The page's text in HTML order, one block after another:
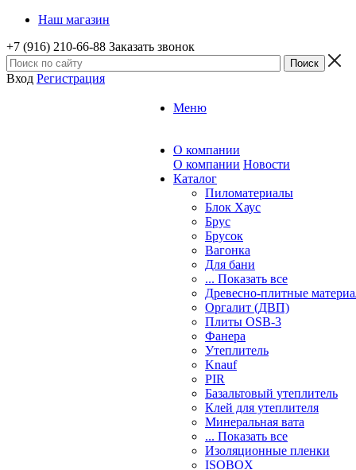
Наш магазин
+7 (916) 210-66-88 Заказать звонок
Вход Регистрация
Меню
О компании
О компании Новости
Каталог
Пиломатериалы
Блок Хаус
Брус
Брусок
Вагонка
Для бани
... Показать все
Древесно-плитные
Оргалит (ДВП)
Плиты OSB-3
Фанера
Утеплитель
Knauf
PIR
Базальтовый утеплитель
Клей для утеплителя
Минеральная вата
... Показать все
Изоляционные пленки
ISOBOX